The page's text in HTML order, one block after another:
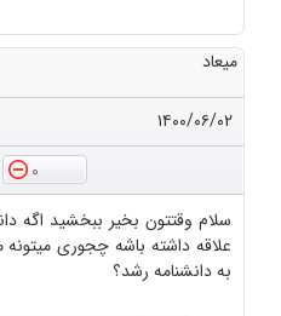
میعاد
۱۴۰۰/۰۶/۰۲
0
سلام وقتتون بخیر ببخشید
علاقه داشته باشه چجوری میتونه
به دانشنامه رشد؟